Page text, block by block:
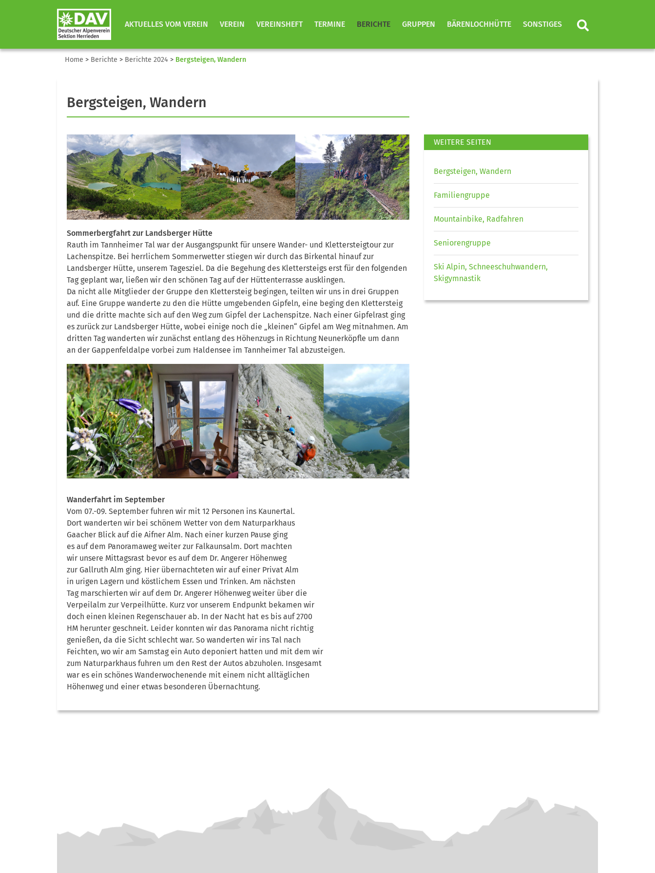
AKTUELLES VOM VEREIN VEREIN VEREINSHEFT TERMINE BERICHTE GRUPPEN BÄRENLOCHHÜTTE SONSTIGES
Home > Berichte > Berichte 2024 > Bergsteigen, Wandern
Bergsteigen, Wandern
Sommerbergfahrt zur Landsberger Hütte
Rauth im Tannheimer Tal war der Ausgangspunkt für unsere Wander- und Klettersteigtour zur
Lachenspitze. Bei herrlichem Sommerwetter stiegen wir durch das Birkental hinauf zur
Landsberger Hütte, unserem Tagesziel. Da die Begehung des Klettersteigs erst für den folgenden
Tag geplant war, ließen wir den schönen Tag auf der Hüttenterrasse ausklingen.
Da nicht alle Mitglieder der Gruppe den Klettersteig begingen, teilten wir uns in drei Gruppen
auf. Eine Gruppe wanderte zu den die Hütte umgebenden Gipfeln, eine beging den Klettersteig
und die dritte machte sich auf den Weg zum Gipfel der Lachenspitze. Nach einer Gipfelrast ging
es zurück zur Landsberger Hütte, wobei einige noch die „kleinen“ Gipfel am Weg mitnahmen. Am
dritten Tag wanderten wir zunächst entlang des Höhenzugs in Richtung Neunerköpfle um dann
an der Gappenfeldalpe vorbei zum Haldensee im Tannheimer Tal abzusteigen.
Wanderfahrt im September
Vom 07.-09. September fuhren wir mit 12 Personen ins Kaunertal.
Dort wanderten wir bei schönem Wetter von dem Naturparkhaus
Gaacher Blick auf die Aifner Alm. Nach einer kurzen Pause ging
es auf dem Panoramaweg weiter zur Falkaunsalm. Dort machten
wir unsere Mittagsrast bevor es auf dem Dr. Angerer Höhenweg
zur Gallruth Alm ging. Hier übernachteten wir auf einer Privat Alm
in urigen Lagern und köstlichem Essen und Trinken. Am nächsten
Tag marschierten wir auf dem Dr. Angerer Höhenweg weiter über die
Verpeilalm zur Verpeilhütte. Kurz vor unserem Endpunkt bekamen wir
doch einen kleinen Regenschauer ab. In der Nacht hat es bis auf 2700
HM herunter geschneit. Leider konnten wir das Panorama nicht richtig
genießen, da die Sicht schlecht war. So wanderten wir ins Tal nach
Feichten, wo wir am Samstag ein Auto deponiert hatten und mit dem wir
zum Naturparkhaus fuhren um den Rest der Autos abzuholen. Insgesamt
war es ein schönes Wanderwochenende mit einem nicht alltäglichen
Höhenweg und einer etwas besonderen Übernachtung.
WEITERE SEITEN
Bergsteigen, Wandern
Familiengruppe
Mountainbike, Radfahren
Seniorengruppe
Ski Alpin, Schneeschuhwandern,
Skigymnastik